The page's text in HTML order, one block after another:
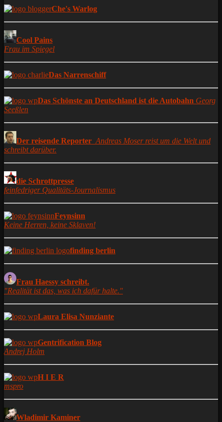
Che's Warlog
Cool Pains
Frau im Spiegel
Das Narrenschiff
Das Schönste an Deutschland ist die Autobahn Georg
Seeßlen
Der reisende Reporter Andreas Moser reist um die Welt und
schreibt darüber.
die Schrottpresse
feinfedriger Qualitäts-Journalismus
Feynsinn
Keine Herren, keine Sklaven!
finding berlin
Frau Haessy schreibt.
"Realität ist das, was ich dafür halte."
Laura Elisa Nunziante
Gentrification Blog
Andrej Holm
H I E R
mspro
Wladimir Kaminer